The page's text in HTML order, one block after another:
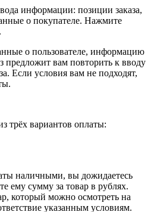
информации: позиции заказа,
о покупателе. Нажмите
о пользователе, информацию
предложит вам повторить к вводу
Если условия вам не подходят,
трёх вариантов оплаты:
наличными, вы дожидаетесь
ему сумму за товар в рублях.
который можно осмотреть на
указанным условиям.